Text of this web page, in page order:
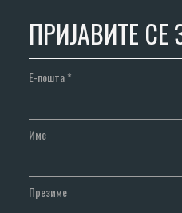
ПРИЈАВИТЕ СЕ
Е-пошта*
Име
Презиме